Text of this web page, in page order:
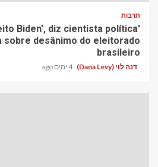
תרבות
Biden', diz cientista política
sobre desânimo do eleitorado
brasileiro
דנה לוי (Dana Levy) 4 ימים ago